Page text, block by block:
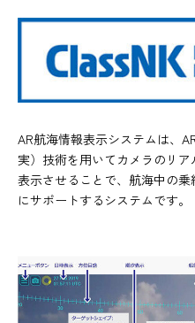
AR航海情報表示システムは、
実）技術を用いてカメラのリ
表示させることで、航海中の
にサポートするシステムです。